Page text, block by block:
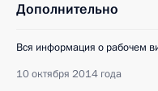
Дополнительно
Вся информация о рабочем
10 октября 2014 года